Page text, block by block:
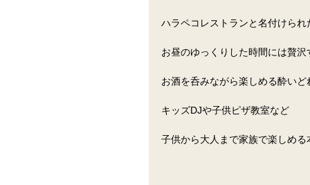
ハラペコレストランと名付けら
お昼のゆっくりした時間には贅
お酒を呑みながら楽しめる酔いど
キッズDJや子供ピザ教室など
子供から大人まで家族で楽しめる